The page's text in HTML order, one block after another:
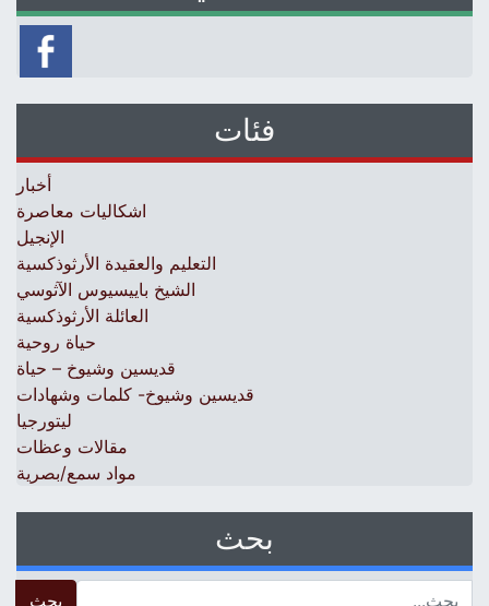
فئات
أخبار
اشكاليات معاصرة
الإنجيل
التعليم والعقيدة الأرثوذكسية
الشيخ باييسيوس الآثوسي
العائلة الأرثوذكسية
حياة روحية
قديسين وشيوخ – حياة
قديسين وشيوخ- كلمات وشهادات
ليتورجيا
مقالات وعظات
مواد سمع/بصرية
بحث